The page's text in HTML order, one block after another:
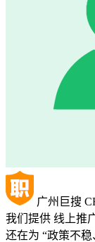
广州巨搜
我们提供 线上推
还在为 “政策不